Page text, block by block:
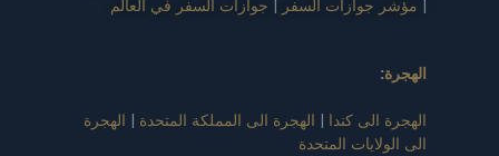
| مؤشر جوازات السفر | جوازات السفر في العالم
الهجرة:
الهجرة الى كندا | الهجرة الى المملكة المتحدة | الهجرة
الى الولايات المتحدة